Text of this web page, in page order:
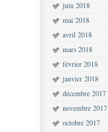
juin 2018
mai 2018
avril 2018
mars 2018
février 2018
janvier 2018
décembre 2017
novembre 2017
octobre 2017